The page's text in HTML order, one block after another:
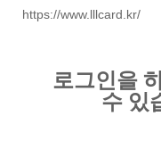
https://www.lllcard.kr/